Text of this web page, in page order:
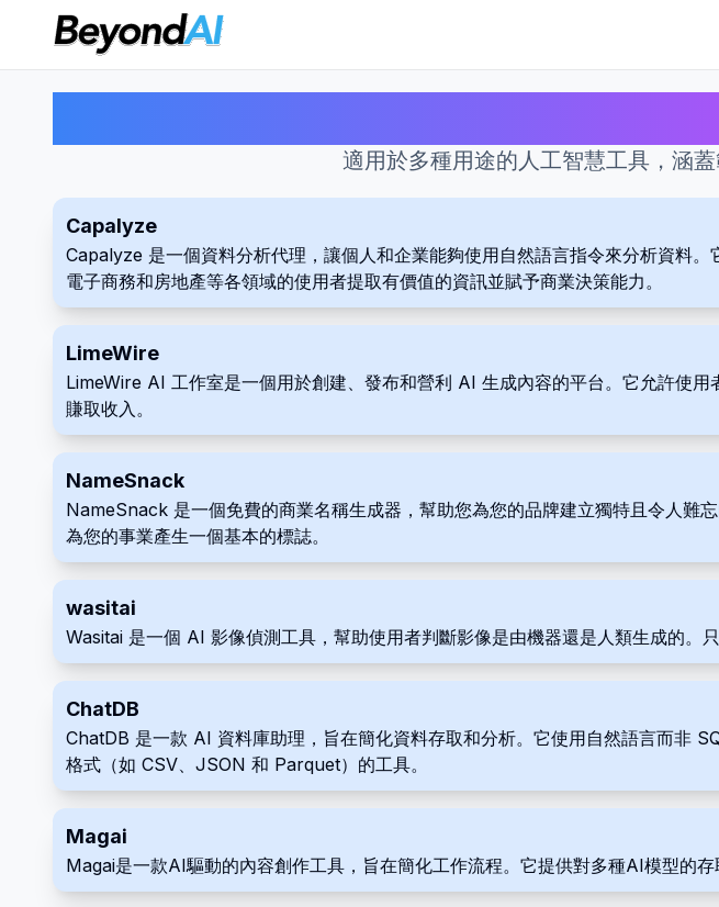
適用於多種用途的人工智慧工具，涵
Capalyze
Capalyze 是一個資料分析代理，讓個人和企業能夠使用自然語言指令來分析資料
電子商務和房地產等各領域的使用者提取有價值的資訊並賦予商業決策能力。
LimeWire
LimeWire AI 工作室是一個用於創建、發布和營利 AI 生成內容的平台。它允許使
賺取收入。
NameSnack
NameSnack 是一個免費的商業名稱生成器，幫助您為您的品牌建立獨特且令人難
為您的事業產生一個基本的標誌。
wasitai
Wasitai 是一個 AI 影像偵測工具，幫助使用者判斷影像是由機器還是人類生成的。
ChatDB
ChatDB 是一款 AI 資料庫助理，旨在簡化資料存取和分析。它使用自然語言而非
格式（如 CSV、JSON 和 Parquet）的工具。
Magai
Magai是一款AI驅動的內容創作工具，旨在簡化工作流程。它提供對多種AI模型的